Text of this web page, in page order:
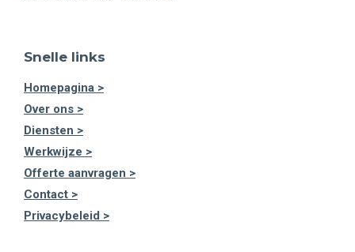
Snelle links
Homepagina >
Over ons >
Diensten >
Werkwijze >
Offerte aanvragen >
Contact >
Privacybeleid >